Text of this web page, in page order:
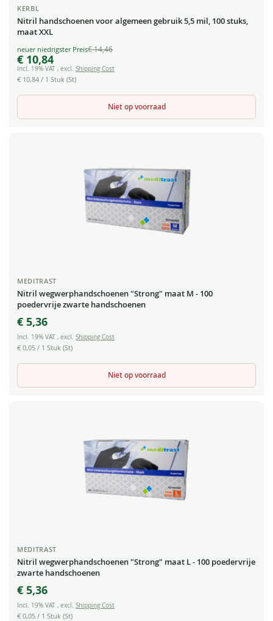
KERBL
Nitril handschoenen voor algemeen gebruik 5,5 mil, 100 stuks,
maat XXL
Special
Price
€ 10,84
€ 14,46
Incl. 19% VAT , excl. Shipping Cost
€ 10,84 / 1 Stuk (St)
Niet op voorraad
MEDITRAST
Nitril wegwerphandschoenen "Strong" maat M - 100
poedervrije zwarte handschoenen
€ 5,36
Incl. 19% VAT , excl. Shipping Cost
€ 0,05 / 1 Stuk (St)
Niet op voorraad
MEDITRAST
Nitril wegwerphandschoenen "Strong" maat L - 100 poedervrije
zwarte handschoenen
€ 5,36
Incl. 19% VAT , excl. Shipping Cost
€ 0,05 / 1 Stuk (St)